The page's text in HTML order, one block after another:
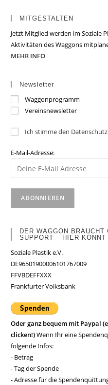
MITGESTALTEN
Jetzt Mitglied werden im Soziale
Aktivitäten des Waggons
MEHR INFO
Newsletter
Waggonprogramm
Vereinsnewsletter
Ich stimme den
E-Mail-Adresse:
DER WAGGON
SUPPORT – HIER
Soziale Plastik e.V.
DE96501900006101767009
FFVBDEFFXXX
Frankfurter Volksbank
Oder ganz bequem mit Paypal
clicken!)Wenn Ihr eine
folgende Infos:
- Betrag
- Tag der Spende
- Adresse für die